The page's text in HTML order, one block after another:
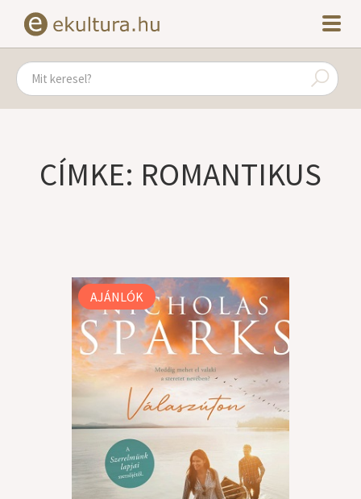
CÍMKE: ROMANTIKUS
AJÁNLÓK